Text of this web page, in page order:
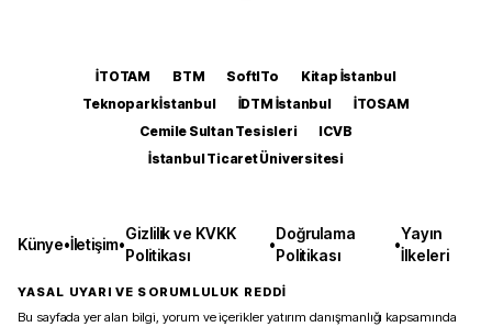
İTOTAM BTM SoftITo
Kitap İstanbul
Teknopark İstanbul
İDTM İstanbul
İTOSAM
Cemile Sultan Tesisleri
ICVB
İstanbul Ticaret Üniversitesi
Künye•İletişim•
Gizlilik ve KVKK
Politikası
•
Doğrulama
Politikası
•
Yayın
İlkeleri
YASAL UYARI VE SORUMLULUK REDDİ
Bu sayfada yer alan bilgi, yorum ve içerikler yatırım danışmanlığı kapsamında